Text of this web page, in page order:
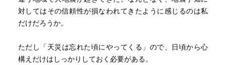
対してはその信頼性が損なわれてきたように感じるのは私
だけだろうか。
ただし「天災は忘れた頃にやってくる」ので、日頃から心
構えだけはしっかりしておく必要がある。